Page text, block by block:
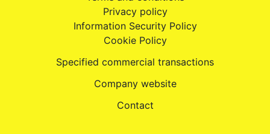
Privacy policy
Information Security Policy
Cookie Policy
Specified commercial transactions
Company website
Contact